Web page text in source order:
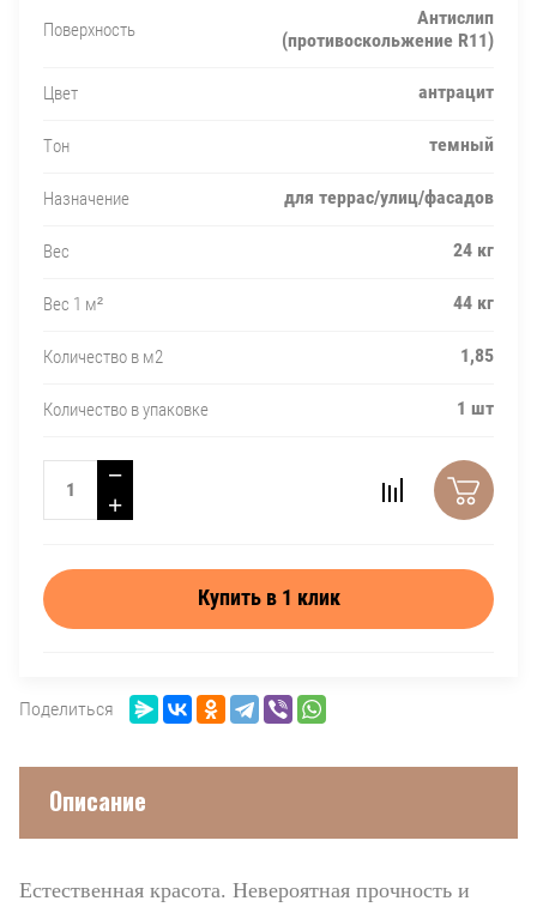
Поверхность
Антислип
(противоскольжение R11)
Цвет антрацит
Тон темный
Назначение для террас/улиц/фасадов
Вес 24 кг
Вес 1 м² 44 кг
Количество в м2 1,85
Количество в упаковке 1 шт
−
+
Купить в 1 клик
Поделиться
Описание
Естественная красота. Невероятная прочность и